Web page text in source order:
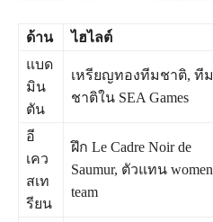
ด้าน ไฮไลต์
แบด
มิน
ตัน
เหรียญทองทีมชาติ, ทีม
ชาติใน SEA Games
อี
เคว
สเท
รียน
ฝึก Le Cadre Noir de
Saumur, ตัวแทน women
team